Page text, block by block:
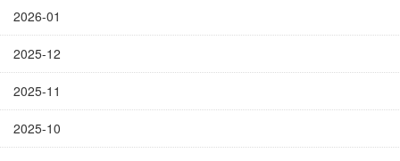
2026-01
2025-12
2025-11
2025-10